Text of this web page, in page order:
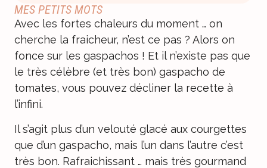
MES PETITS MOTS
Avec les fortes chaleurs du moment … on
cherche la fraicheur, n’est ce pas ? Alors on
fonce sur les gaspachos ! Et il n’existe pas que
le très célèbre (et très bon) gaspacho de
tomates, vous pouvez décliner la recette à
l’infini.
Il s’agit plus d’un velouté glacé aux courgettes
que d’un gaspacho, mais l’un dans l’autre c’est
très bon. Rafraichissant … mais très gourmand